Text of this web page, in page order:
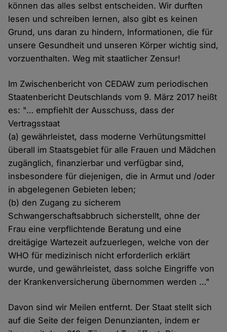
können das alles selbst entscheiden. Wir durften
lesen und schreiben lernen, also gibt es keinen
Grund, uns daran zu hindern, Informationen, die für
unsere Gesundheit und unseren Körper wichtig sind,
vorzuenthalten. Weg mit staatlicher Zensur!
Im Zwischenbericht von CEDAW zum periodischen
Staatenbericht Deutschlands vom 9. März 2017 heißt
es: "… empfiehlt der Ausschuss, dass der
Vertragsstaat
(a) gewährleistet, dass moderne Verhütungsmittel
überall im Staatsgebiet für alle Frauen und Mädchen
zugänglich, finanzierbar und verfügbar sind,
insbesondere für diejenigen, die in Armut und /oder
in abgelegenen Gebieten leben;
(b) den Zugang zu sicherem
Schwangerschaftsabbruch sicherstellt, ohne der
Frau eine verpflichtende Beratung und eine
dreitägige Wartezeit aufzuerlegen, welche von der
WHO für medizinisch nicht erforderlich erklärt
wurde, und gewährleistet, dass solche Eingriffe von
der Krankenversicherung übernommen werden …"
Davon sind wir Meilen entfernt. Der Staat stellt sich
auf die Seite der feigen Denunzianten, indem er